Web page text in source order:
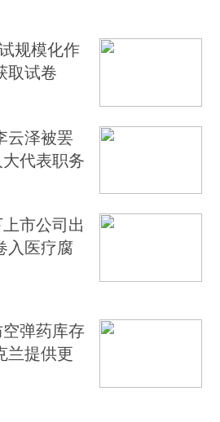
规模化作
取试卷
云泽被罢
代表职务
上市公司出
入医疗腐
弹药库存
兰提供更